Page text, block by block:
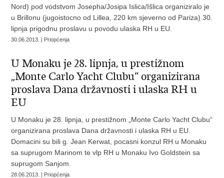
Nord) pod vodstvom Josepha/Josipa Islica/Išlica organiziralo je
u Brillonu (jugoistocno od Lillea, 220 km sjeverno od Pariza) 30.
lipnja prigodnu proslavu u povodu ulaska RH u EU.
30.06.2013. | Priopćenja
U Monaku je 28. lipnja, u prestižnom
„Monte Carlo Yacht Clubu“ organizirana
proslava Dana državnosti i ulaska RH u
EU
U Monaku je 28. lipnja, u prestižnom „Monte Carlo Yacht Clubu“
organizirana proslava Dana državnosti i ulaska RH u EU.
Domacini su bili g. Jean Kerwat, pocasni konzul RH u Monaku
sa suprugom Marinom te vlp RH u Monaku Ivo Goldstein sa
suprugom Sanjom.
28.06.2013. | Priopćenja